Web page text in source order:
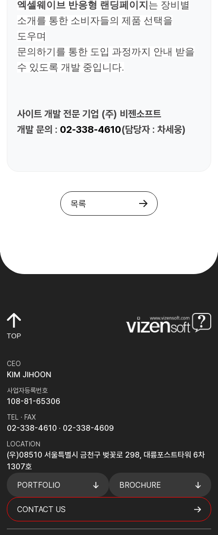
엑셀웨이브 반응형 랜딩페이지 는 장비별
소개를 통한 소비자들의 제품 선택을
도우며
문의하기를 통한 도입 과정까지 안내 받을
수 있도록 개발 중입니다.
사이트 개발 전문 기업 (주) 비젠소프트
개발 문의 : 02-338-4610(담당자 : 차세웅)
목록
TOP
CEO
KIM JIHOON
사업자등록번호
108-81-65306
TEL · FAX
02-338-4610 · 02-338-4609
LOCATION
(우)08510 서울특별시 금천구 벚꽃로 298, 대륭포스트타워 6차
1307호
PORTFOLIO
BROCHURE
CONTACT US